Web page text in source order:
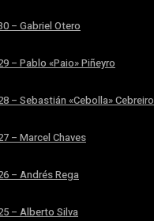
– Gabriel Otero
– Pablo «Paio» Piñeyro
– Sebastián «Cebolla» Cebreiro
– Marcel Chaves
– Andrés Rega
– Alberto Silva